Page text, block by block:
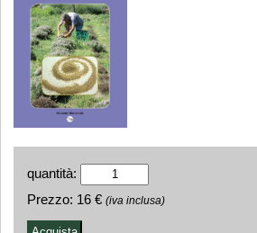
quantità:
Prezzo: 16 € (iva inclusa)